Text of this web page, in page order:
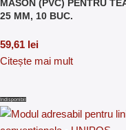
MASON (PVC) PENTRU
25 MM, 10 BUC.
59,61 lei
Citește mai mult
Indisponibil